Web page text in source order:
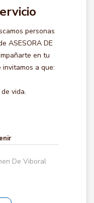
personas
ASESORA DE
en tu
a que:
vida.
De Viboral